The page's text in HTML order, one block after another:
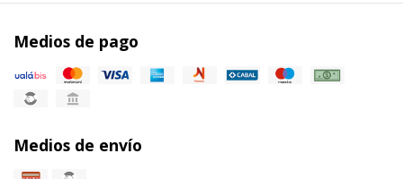
Medios de pago
Medios de envío